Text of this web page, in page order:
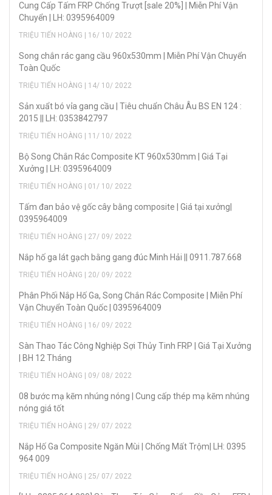
Cung Cấp Tấm FRP Chống Trượt [sale 20%] | Miễn Phí Vận
Chuyển | LH: 0395964009
TRIỆU TIẾN HOÀNG | 16/ 10/ 2022
Song chắn rác gang cầu 960x530mm | Miễn Phí Vận Chuyển
Toàn Quốc
TRIỆU TIẾN HOÀNG | 14/ 10/ 2022
Sản xuẩt bó vỉa gang cầu | Tiêu chuẩn Châu Âu BS EN 124 :
2015 || LH: 0353842797
TRIỆU TIẾN HOÀNG | 11/ 10/ 2022
Bộ Song Chắn Rác Composite KT 960x530mm | Giá Tại
Xưởng | LH: 0395964009
TRIỆU TIẾN HOÀNG | 01/ 10/ 2022
Tấm đan bảo vệ gốc cây bằng composite | Giá tại xưởng|
0395964009
TRIỆU TIẾN HOÀNG | 27/ 09/ 2022
Nắp hố ga lát gạch bằng gang đúc Minh Hải || 0911.787.668
TRIỆU TIẾN HOÀNG | 20/ 09/ 2022
Phân Phối Nắp Hố Ga, Song Chắn Rác Composite | Miễn Phí
Vận Chuyển Toàn Quốc | 0395964009
TRIỆU TIẾN HOÀNG | 16/ 09/ 2022
Sàn Thao Tác Công Nghiệp Sợi Thủy Tinh FRP | Giá Tại Xưởng
| BH 12 Tháng
TRIỆU TIẾN HOÀNG | 09/ 08/ 2022
08 bước mạ kẽm nhúng nóng | Cung cấp thép mạ kẽm nhúng
nóng giá tốt
TRIỆU TIẾN HOÀNG | 29/ 07/ 2022
Nắp Hố Ga Composite Ngăn Mùi | Chống Mất Trộm| LH: 0395
964 009
TRIỆU TIẾN HOÀNG | 25/ 07/ 2022